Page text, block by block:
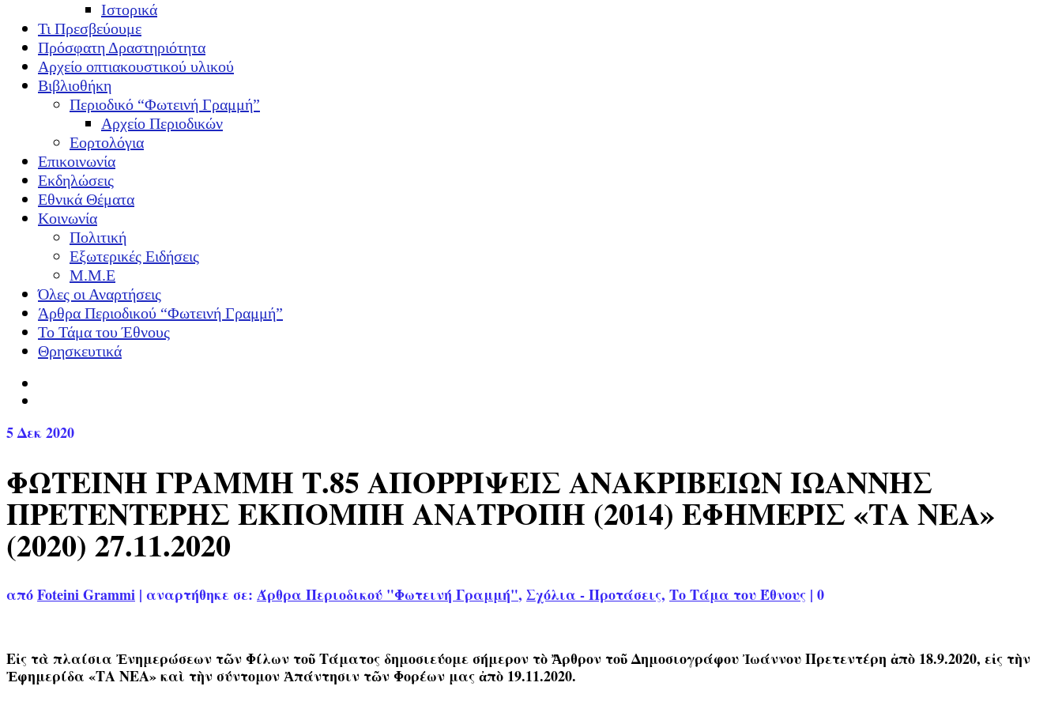
Ιστορικά
Τι Πρεσβεύουμε
Πρόσφατη Δραστηριότητα
Αρχείο οπτιακουστικού υλικού
Βιβλιοθήκη
Περιοδικό “Φωτεινή Γραμμή”
Αρχείο Περιοδικών
Εορτολόγια
Επικοινωνία
Εκδηλώσεις
Εθνικά Θέματα
Κοινωνία
Πολιτική
Εξωτερικές Ειδήσεις
Μ.Μ.Ε
Όλες οι Αναρτήσεις
Άρθρα Περιοδικού “Φωτεινή Γραμμή”
Το Τάμα του Έθνους
Θρησκευτικά
5Δεκ 2020
ΦΩΤΕΙΝΗ ΓΡΑΜΜΗ Τ.85 ΑΠΟΡΡΙΨΕΙΣ ΑΝΑΚΡΙΒΕΙΩΝ ΙΩΑΝΝΗΣ
ΠΡΕΤΕΝΤΕΡΗΣ ΕΚΠΟΜΠΗ ΑΝΑΤΡΟΠΗ (2014) ΕΦΗΜΕΡΙΣ «ΤΑ ΝΕΑ»
(2020) 27.11.2020
απόFoteini Grammi | αναρτήθηκε σε: Άρθρα Περιοδικού "Φωτεινή Γραμμή", Σχόλια - Προτάσεις, Το Τάμα του Έθνους | 0
Εἰς τὰ πλαίσια Ἐνημερώσεων τῶν Φίλων τοῦ Τάματος δημοσιεύομε σήμερον τὸ Ἄρθρον τοῦ Δημοσιογράφου Ἰωάννου Πρετεντέρη ἀπὸ 18.9.2020, εἰς τὴν
Ἐφημερίδα «ΤΑ ΝΕΑ» καὶ τὴν σύντομον Ἀπάντησιν τῶν Φορέων μας ἀπὸ 19.11.2020.